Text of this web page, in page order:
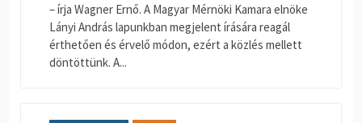
– írja Wagner Ernő. A Magyar Mérnöki Kamara elnöke
Lányi András lapunkban megjelent írására reagál
érthetően és érvelő módon, ezért a közlés mellett
döntöttünk. A...